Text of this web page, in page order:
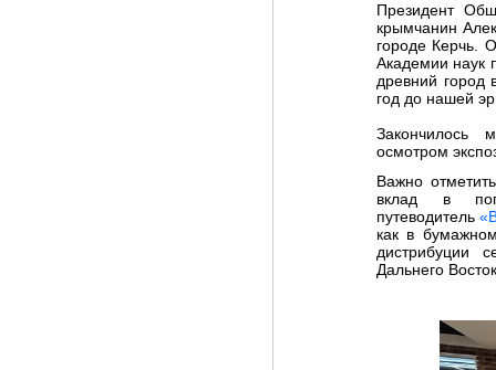
Президент
крымчанин
городе Керчь.
Академии наук
древний город
год до нашей
Закончилось
осмотром
Важно
вклад в
путеводитель
как в
дистрибуции
Дальнего